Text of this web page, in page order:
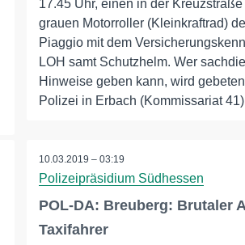
17.45 Uhr, einen in der
grauen Motorroller (Kleinkraftrad)
Piaggio mit dem
LOH samt Schutzhelm. Wer
Hinweise geben kann, wird
Polizei in Erbach (Kommissariat
10.03.2019 – 03:19
Polizeipräsidium Südhessen
POL-DA: Breuberg: Brutaler
Taxifahrer